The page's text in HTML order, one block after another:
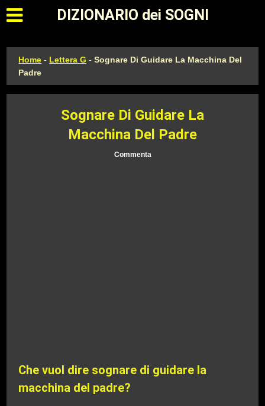
Apri il menu principale
DIZIONARIO dei SOGNI
Home - Lettera G -Sognare Di Guidare La Macchina Del
Padre
Sognare Di Guidare La
Macchina Del Padre
Commenta
Che vuol dire sognare di guidare la
macchina del padre?